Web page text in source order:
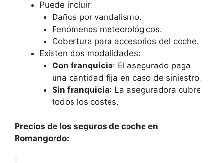
Puede incluir:
Daños por vandalismo.
Fenómenos meteorológicos.
Cobertura para accesorios del coche.
Existen dos modalidades:
Con franquicia: El asegurado paga
una cantidad fija en caso de siniestro.
Sin franquicia: La aseguradora cubre
todos los costes.
Precios de los seguros de coche en
Romangordo: